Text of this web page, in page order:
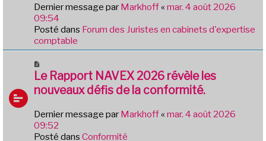
u
m
e
s
s
g
e
Dernier message par Markhoff« mar. 4 août 2026
09:54
Posté dans Forum des Juristes en cabinets d'expertise
comptable
o
u
v
a
u
Le Rapport NAVEX 2026 révèle les
nouveaux défis de la conformité.
Dernier message par Markhoff« mar. 4 août 2026
09:52
Posté dans Conformité